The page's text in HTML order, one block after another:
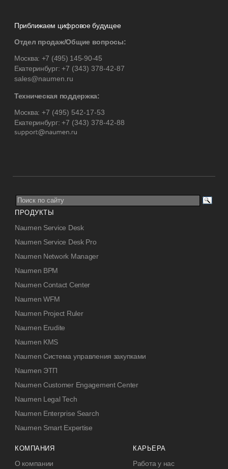
Приближаем цифровое будущее
Отдел продаж/Общие вопросы:
Москва: +7 (495) 145-90-45
Екатеринбург:+7 (343) 378-42-87
sales@naumen.ru
Техническая поддержка:
Москва: +7 (495) 542-17-53
Екатеринбург:+7 (343) 378-42-88
ПРОДУКТЫ
Naumen Service Desk
Naumen Service Desk Pro
Naumen Network Manager
Naumen BPM
Naumen Contact Center
Naumen WFM
Naumen Project Ruler
Naumen Erudite
Naumen KMS
Naumen Система управления закупками
Naumen ЭТП
Naumen Customer Engagement Center
Naumen Legal Tech
Naumen Enterprise Search
Naumen Smart Expertise
КОМПАНИЯ
О компании
КАРЬЕРА
Работа у нас